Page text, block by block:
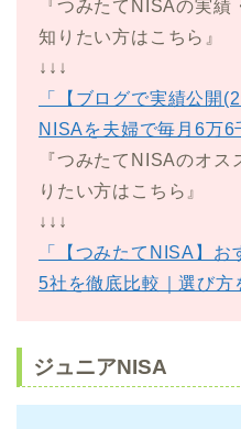
『つみたてNISAの実
知りたい方はこちら』
↓↓↓
「【ブログで実績公開
NISAを夫婦で毎月6万6
『つみたてNISAのオ
りたい方はこちら』
↓↓↓
「【つみたてNISA】
5社を徹底比較｜選び方
ジュニアNISA